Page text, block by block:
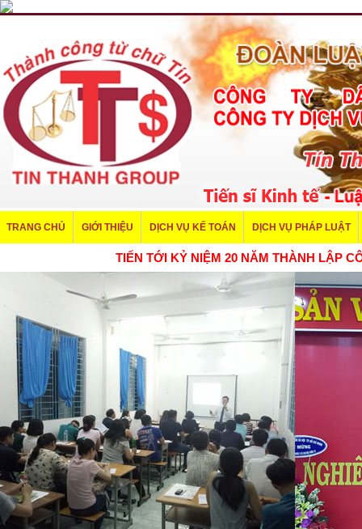
TRANG CHỦ GIỚI THIỆU DỊCH VỤ KẾ TOÁN DỊCH VỤ PHÁP LUẬT
TIẾN TỚI KỶ NIỆM 20 NĂM THÀNH